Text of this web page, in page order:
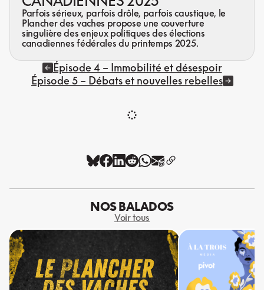
Parfois sérieux, parfois drôle, parfois caustique, le
Plancher des vaches propose une couverture
singulière des enjeux politiques des élections
canadiennes fédérales du printemps 2025.
Épisode 4 – Immobilité et désespoir
Épisode 5 – Débats et nouvelles rebelles
NOS BALADOS
Voir tous